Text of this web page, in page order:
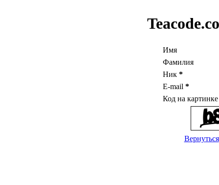
Имя
Фамилия
Ник *
E-mail *
Код на
Вернуться